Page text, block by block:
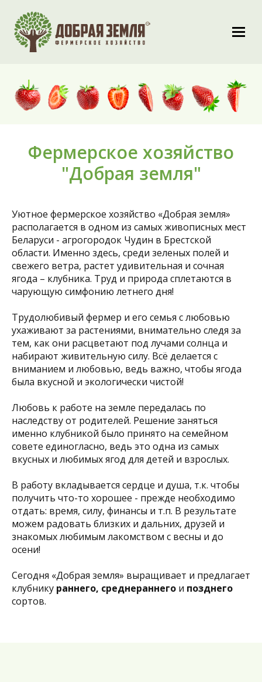
Фермерское хозяйство
"Добрая земля"
Уютное фермерское хозяйство «Добрая земля»
располагается в одном из самых живописных мест
Беларуси - агрогородок Чудин в Брестской
области. Именно здесь, среди зеленых полей и
свежего ветра, растет удивительная и сочная
ягода – клубника. Труд и природа сплетаются в
чарующую симфонию летнего дня!
Трудолюбивый фермер и его семья с любовью
ухаживают за растениями, внимательно следя за
тем, как они расцветают под лучами солнца и
набирают живительную силу. Всё делается с
вниманием и любовью, ведь важно, чтобы ягода
была вкусной и экологически чистой!
Любовь к работе на земле передалась по
наследству от родителей. Решение заняться
именно клубникой было принято на семейном
совете единогласно, ведь это одна из самых
вкусных и любимых ягод для детей и взрослых.
В работу вкладывается сердце и душа, т.к. чтобы
получить что-то хорошее - прежде необходимо
отдать: время, силу, финансы и т.п. В результате
можем радовать близких и дальних, друзей и
знакомых любимым лакомством с весны и до
осени!
Сегодня «Добрая земля» выращивает и предлагает
клубнику раннего, среднераннего и позднего
сортов.